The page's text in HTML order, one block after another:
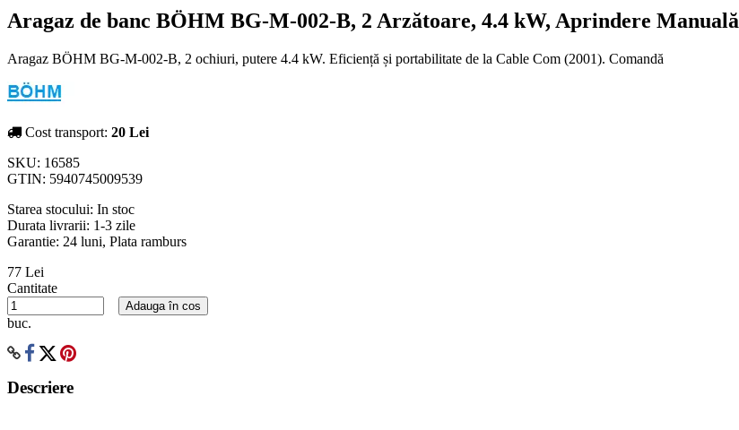
Aragaz de banc BÖHM BG-M-002-B, 2 Arzătoare, 4.4 kW, Aprindere Manuală
Aragaz BÖHM BG-M-002-B, 2 ochiuri, putere 4.4 kW. Eficiență și portabilitate de la Cable Com (2001). Comandă
Cost transport: 20 Lei
SKU: 16585
GTIN: 5940745009539
Starea stocului: In stoc
Durata livrarii: 1-3 zile
Garantie: 24 luni, Plata ramburs
77 Lei
Cantitate
buc.
Adauga în cos
Descriere